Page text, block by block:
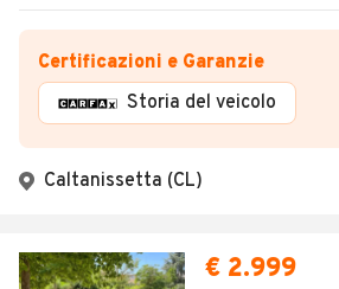
Certificazioni e Garanzie
Storia del veicolo
Caltanissetta (CL)
€ 2.999